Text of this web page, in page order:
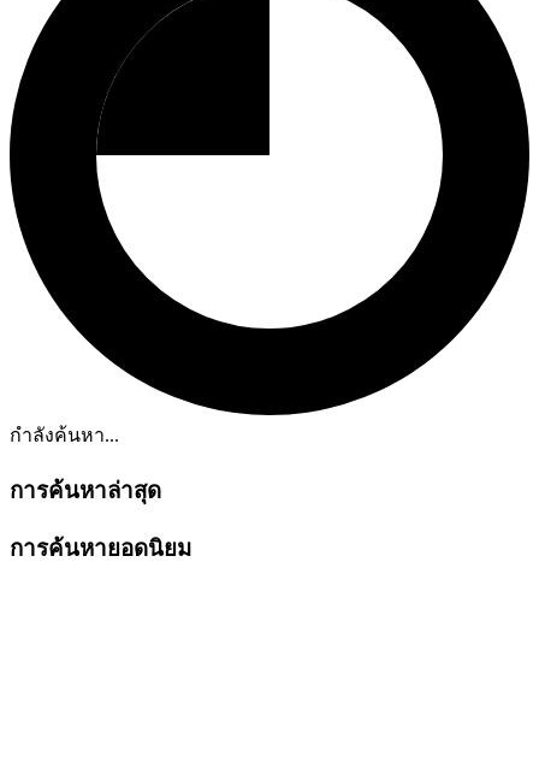
กำลังค้นหา...
การค้นหาล่าสุด
การค้นหายอดนิยม